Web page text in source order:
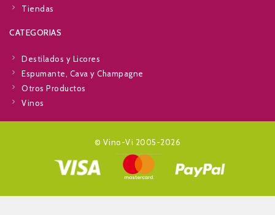
Tiendas
CATEGORIAS
Destilados y Licores
Espumante, Cava y Champagne
Otros Productos
Vinos
© Vino-Vi 2005-2026